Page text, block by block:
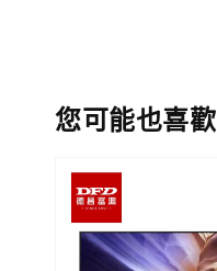
您可能也喜歡